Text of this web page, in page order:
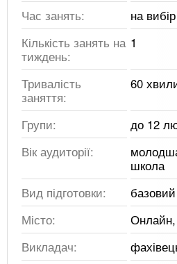
Час занять:
на вибір
Кількість занять на
тиждень:
1
Тривалість
заняття:
60
Групи:
до 12
Вік аудиторії:
школа
Вид підготовки:
Місто:
Онлайн,
Викладач: